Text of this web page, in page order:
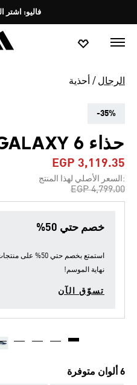
Pause
promotion
rotation
الرجال أحذية
-35%
حذاء GALAXY 6
EGP 3,119.35
:السعر الأصلي لهذا المنتج
Price reduced from
EGP 4,799.00
to
خصم حتي 50%
استمتع بخصم حتي 50% على منتجات مختارة ضمن
نهاية الموسم!
تسوّق الآن
6 ألوان متوفرة